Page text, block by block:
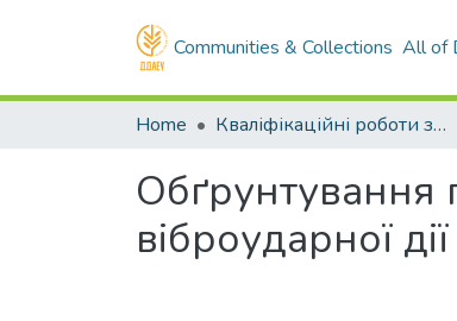
Communities & Collections All of
Home Кваліфікаційні роботи здобувачів вищої освіти
Обґрунтування
віброударної дії